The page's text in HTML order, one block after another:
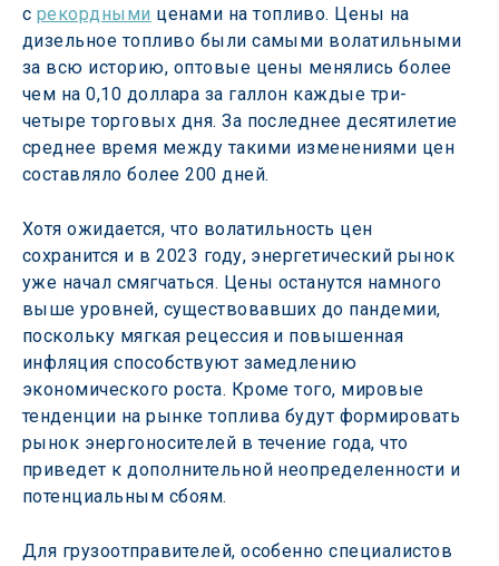
с рекордными ценами на топливо. Цены на
дизельное топливо были самыми волатильными
за всю историю, оптовые цены менялись более
чем на 0,10 доллара за галлон каждые три-
четыре торговых дня. За последнее десятилетие
среднее время между такими изменениями цен
составляло более 200 дней.
Хотя ожидается, что волатильность цен
сохранится и в 2023 году, энергетический рынок
уже начал смягчаться. Цены останутся намного
выше уровней, существовавших до пандемии,
поскольку мягкая рецессия и повышенная
инфляция способствуют замедлению
экономического роста. Кроме того, мировые
тенденции на рынке топлива будут формировать
рынок энергоносителей в течение года, что
приведет к дополнительной неопределенности и
потенциальным сбоям.
Для грузоотправителей, особенно специалистов